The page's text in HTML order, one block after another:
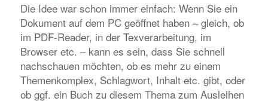
Die Idee war schon immer einfach: Wenn Sie ein
Dokument auf dem PC geöffnet haben – gleich, ob
im PDF-Reader, in der Texverarbeitung, im
Browser etc. – kann es sein, dass Sie schnell
nachschauen möchten, ob es mehr zu einem
Themenkomplex, Schlagwort, Inhalt etc. gibt, oder
ob ggf. ein Buch zu diesem Thema zum Ausleihen